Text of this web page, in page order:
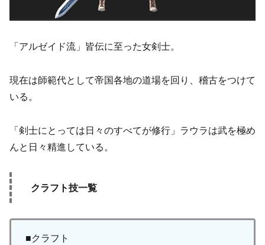
「アルゼイド流」皆伝に至った女剣士。
現在は師範代として帝国各地の道場を回り、稽古をつけて
いる。
「剣士にとっては日々のすべてが修行」ラウラは武を極め
んと日々精進している。
クラフト技一覧
■クラフト